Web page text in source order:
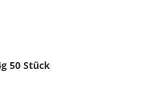
50 Stück